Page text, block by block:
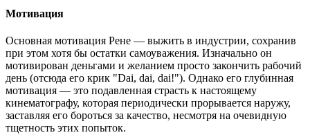
Мотивация
Основная мотивация Рене — выжить в индустрии, сохранив
при этом хотя бы остатки самоуважения. Изначально он
мотивирован деньгами и желанием просто закончить рабочий
день (отсюда его крик "Dai, dai, dai!"). Однако его глубинная
мотивация — это подавленная страсть к настоящему
кинематографу, которая периодически прорывается наружу,
заставляя его бороться за качество, несмотря на очевидную
тщетность этих попыток.